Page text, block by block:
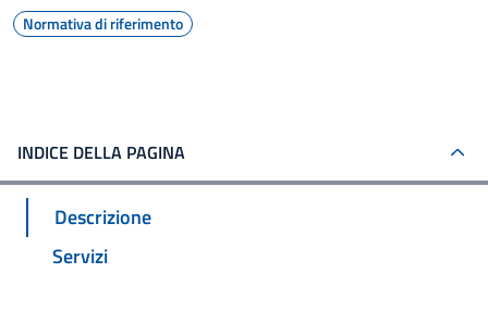
Normativa di riferimento
INDICE DELLA PAGINA
Descrizione
Servizi